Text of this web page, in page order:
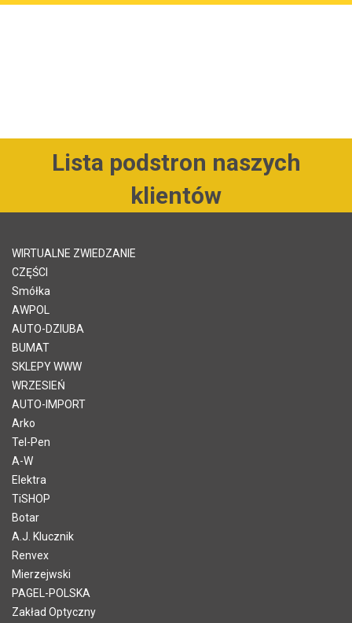
Lista podstron naszych
klientów
WIRTUALNE ZWIEDZANIE
CZĘŚCI
Smółka
AWPOL
AUTO-DZIUBA
BUMAT
SKLEPY WWW
WRZESIEŃ
AUTO-IMPORT
Arko
Tel-Pen
A-W
Elektra
TiSHOP
Botar
A.J. Klucznik
Renvex
Mierzejwski
PAGEL-POLSKA
Zakład Optyczny